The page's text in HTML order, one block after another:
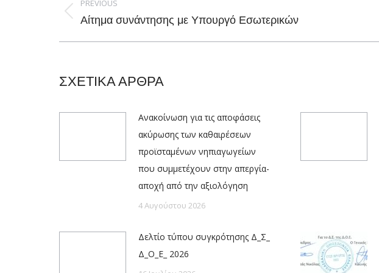
navigation
PREVIOUS
Previous
Αίτημα συνάντησης με Υπουργό Εσωτερικών
ΣΧΕΤΙΚΑ ΑΡΘΡΑ
Ανακοίνωση για τις αποφάσεις
ακύρωσης των καθαιρέσεων
προϊσταμένων νηπιαγωγείων
που συμμετέχουν στην απεργία-
αποχή από την αξιολόγηση
4 Αυγούστου 2026
Δελτίο τύπου συγκρότησης Δ_Σ_
Δ_Ο_Ε_ 2026